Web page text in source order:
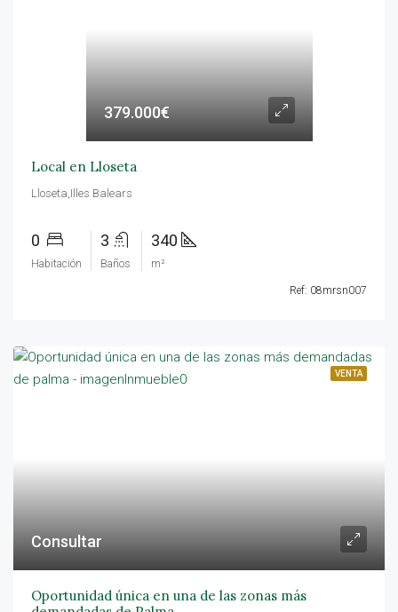
379.000€
Local en Lloseta
Lloseta,Illes Balears
0
Habitación
3
Baños
340
m²
Ref: 08mrsn007
VENTA
Consultar
Oportunidad única en una de las zonas más